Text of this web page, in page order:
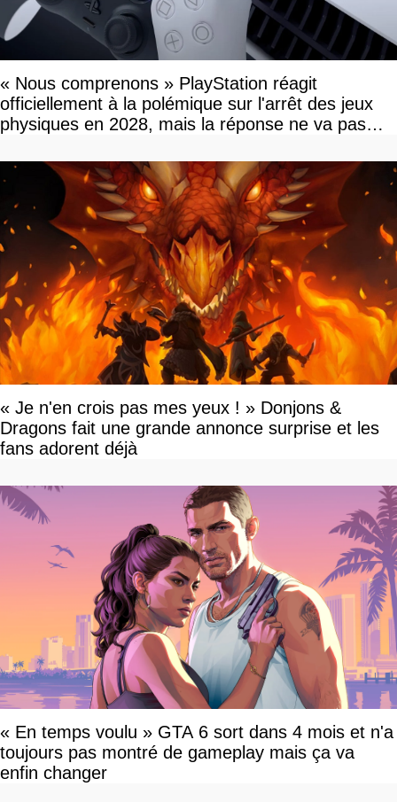
« Nous comprenons » PlayStation réagit
officiellement à la polémique sur l'arrêt des jeux
physiques en 2028, mais la réponse ne va pas
« Je n'en crois pas mes yeux ! » Donjons &
Dragons fait une grande annonce surprise et les
fans adorent déjà
« En temps voulu » GTA 6 sort dans 4 mois et n'a
toujours pas montré de gameplay mais ça va
enfin changer